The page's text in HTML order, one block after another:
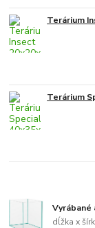
Terárium
Terárium
Vyrábané
dĺžka x